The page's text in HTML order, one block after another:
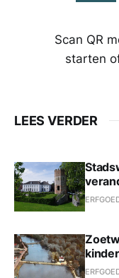
Scan QR
starten
LEES VERDER